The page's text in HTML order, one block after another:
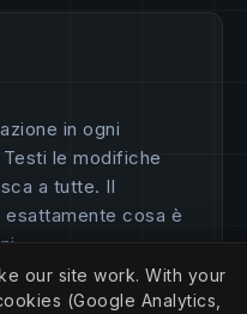
in ogni
le modifiche
a tutte. Il
cosa è
our site work. With your
(Google Analytics,